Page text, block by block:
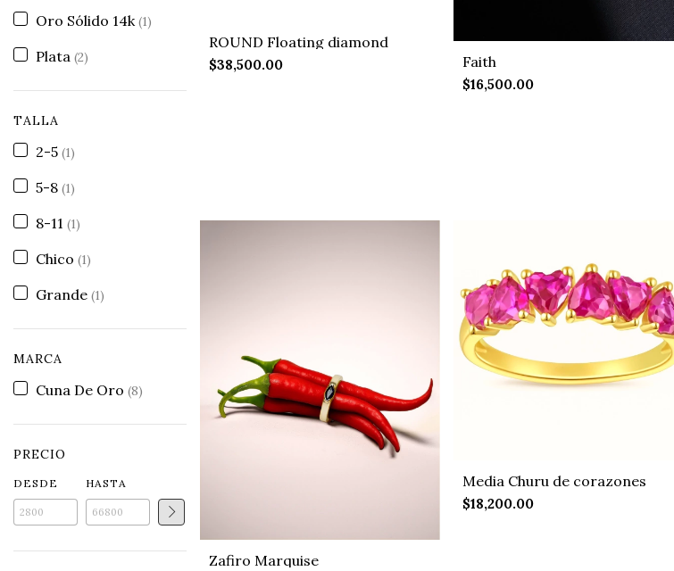
Oro Sólido 14k(1)
Plata (2)
TALLA
2-5 (1)
5-8 (1)
8-11 (1)
Chico (1)
Grande (1)
MARCA
Cuna De Oro (8)
PRECIO
DESDE HASTA
ROUND Floating diamond
$38,500.00 Faith
$16,500.00
Zafiro Marquise
Media Churu de corazones
$18,200.00